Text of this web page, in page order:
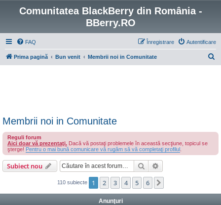
Comunitatea BlackBerry din România -
BBerry.RO
FAQ Autentificare
Înregistrare
Prima pagină Bun venit Membrii noi in Comunitate
Membrii noi in Comunitate
Reguli forum
Aici doar vă prezentaţi. Dacă vă postaţi problemele în această secţiune, topicul se
şterge! Pentru o mai bună comunicare vă rugăm să vă completaţi profilul
Subiect nou Căutare
110 subiecte 1 2 3 4 5 6
Anunţuri